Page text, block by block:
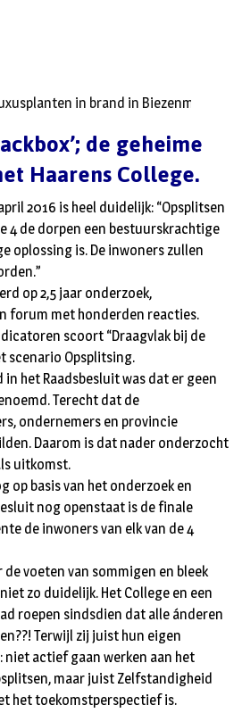
in brand in Biezenmortel,
de geheime
Haarens College.
2016 is heel duidelijk: “Opsplitsen
4 de dorpen een bestuurskrachtige
oplossing is. De inwoners zullen
op 2,5 jaar onderzoek,
forum met honderden reacties.
scoort “Draagvlak bij de
scenario Opsplitsing.
het Raadsbesluit was dat er geen
Terecht dat de
ondernemers en provincie
Daarom is dat nader onderzocht
uitkomst.
op basis van het onderzoek en
nog openstaat is de finale
de inwoners van elk van de 4
voeten van sommigen en bleek
zo duidelijk. Het College en een
roepen sindsdien dat alle ánderen
Terwijl zij juist hun eigen
niet actief gaan werken aan het
maar juist Zelfstandigheid
het toekomstperspectief is.